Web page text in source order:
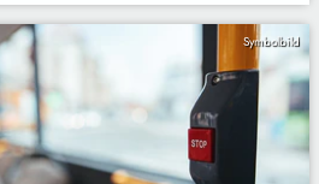
Symbolbild